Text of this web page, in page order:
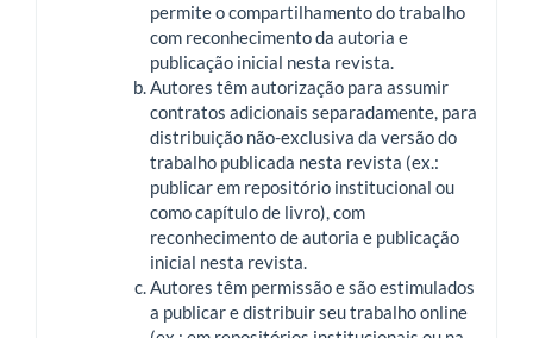
permite o compartilhamento do trabalho
com reconhecimento da autoria e
publicação inicial nesta revista.
Autores têm autorização para assumir
contratos adicionais separadamente, para
distribuição não-exclusiva da versão do
trabalho publicada nesta revista (ex.:
publicar em repositório institucional ou
como capítulo de livro), com
reconhecimento de autoria e publicação
inicial nesta revista.
Autores têm permissão e são estimulados
a publicar e distribuir seu trabalho online